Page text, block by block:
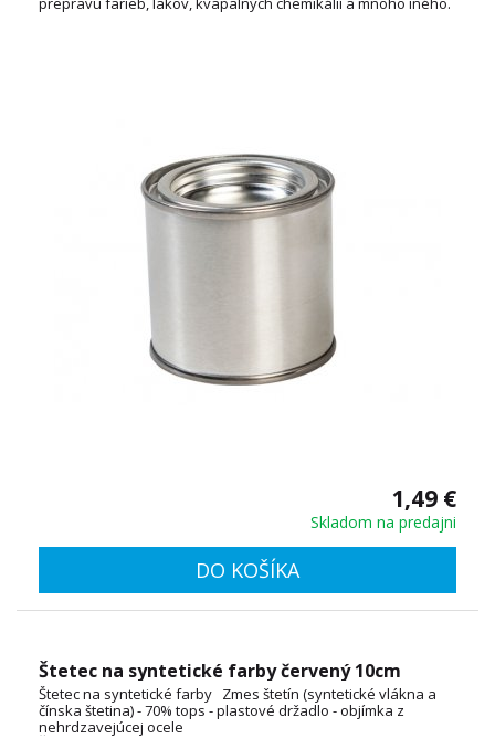
1,49 €
Skladom na predajni
DO KOŠÍKA
Štetec na syntetické farby červený 10cm
Štetec na syntetické farby Zmes štetín (syntetické vlákna a
čínska štetina) - 70% tops - plastové držadlo - objímka z
nehrdzavejúcej ocele